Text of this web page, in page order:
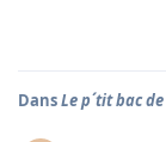
DansLe p´tit bac